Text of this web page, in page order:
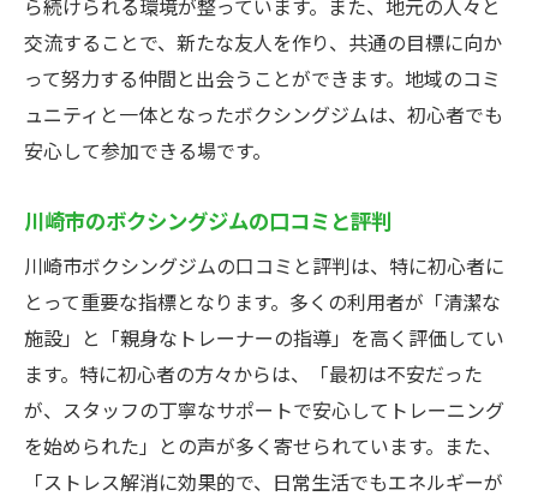
ら続けられる環境が整っています。また、地元の人々と
交流することで、新たな友人を作り、共通の目標に向か
って努力する仲間と出会うことができます。地域のコミ
ュニティと一体となったボクシングジムは、初心者でも
安心して参加できる場です。
川崎市のボクシングジムの口コミと評判
川崎市ボクシングジムの口コミと評判は、特に初心者に
とって重要な指標となります。多くの利用者が「清潔な
施設」と「親身なトレーナーの指導」を高く評価してい
ます。特に初心者の方々からは、「最初は不安だった
が、スタッフの丁寧なサポートで安心してトレーニング
を始められた」との声が多く寄せられています。また、
「ストレス解消に効果的で、日常生活でもエネルギーが